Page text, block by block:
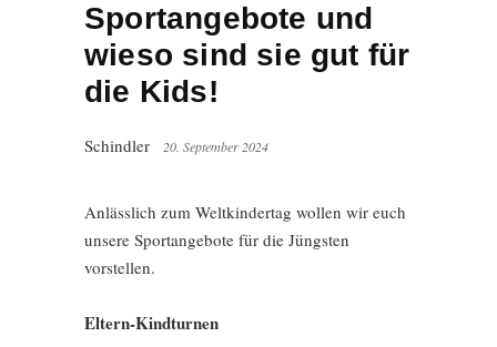
Sportangebote und
wieso sind sie gut für
die Kids!
Schindler 20. September 2024
Anlässlich zum Weltkindertag wollen wir euch
unsere Sportangebote für die Jüngsten
vorstellen.
Eltern-Kindturnen